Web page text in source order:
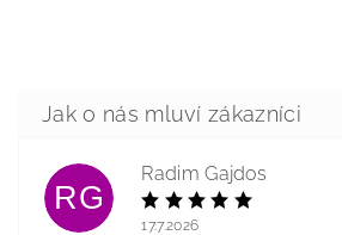
RG
Radim Gajdos
17.7.2026